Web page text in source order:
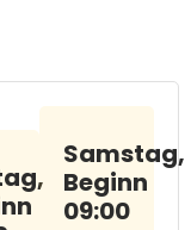
Samstag,
Beginn
09:00